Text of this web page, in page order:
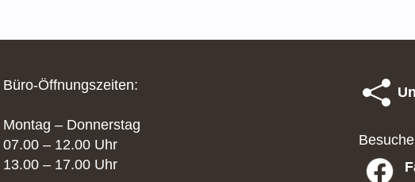
Büro-Öffnungszeiten:
Montag – Donnerstag
07.00 – 12.00 Uhr
13.00 – 17.00 Uhr